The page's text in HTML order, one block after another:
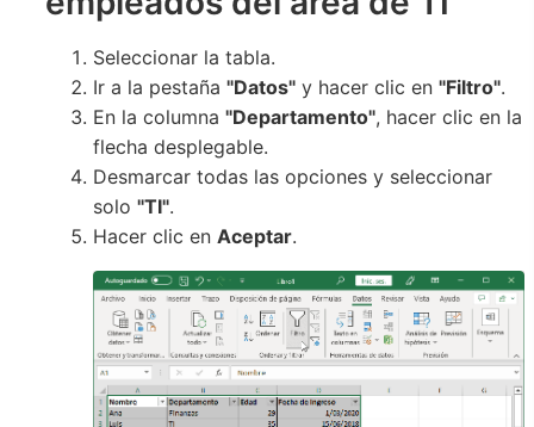
Seleccionar la tabla.
Ir a la pestaña "Datos" y hacer clic en "Filtro".
En la columna "Departamento", hacer clic en la
flecha desplegable.
Desmarcar todas las opciones y seleccionar
solo "TI".
Hacer clic en Aceptar.